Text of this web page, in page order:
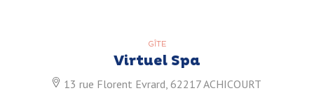
GÎTE
Virtuel Spa
13 rue Florent Evrard, 62217 ACHICOURT